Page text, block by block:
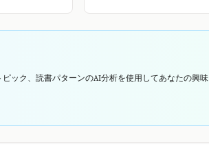
ック、読書パターンのAI分析を使用してあなたの興味